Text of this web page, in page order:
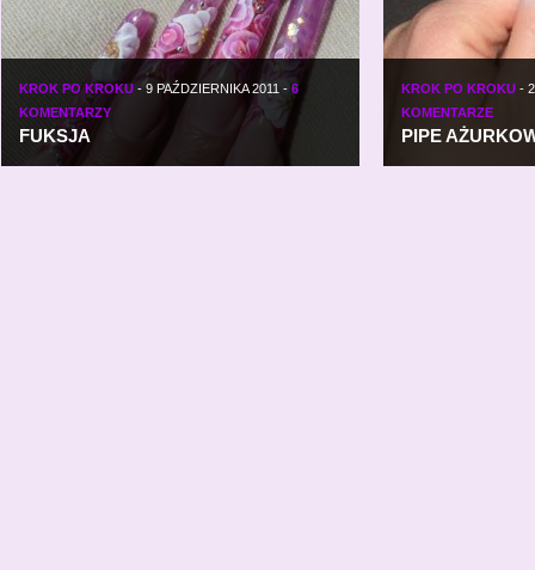
KROK PO KROKU - 9 PAŹDZIERNIKA 2011 - 6
KOMENTARZY
FUKSJA
KROK PO KROKU -
KOMENTARZE
PIPE